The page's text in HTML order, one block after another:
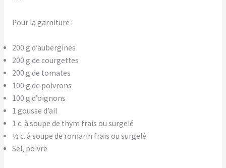
Pour la garniture :
200 g d’aubergines
200 g de courgettes
200 g de tomates
100 g de poivrons
100 g d’oignons
1 gousse d’ail
1 c. à soupe de thym frais ou surgelé
½ c. à soupe de romarin frais ou surgelé
Sel, poivre